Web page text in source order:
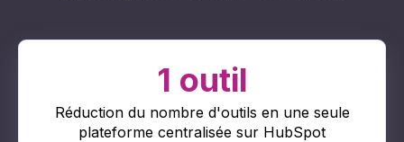
1 outil
Réduction du nombre d'outils en une seule
plateforme centralisée sur HubSpot